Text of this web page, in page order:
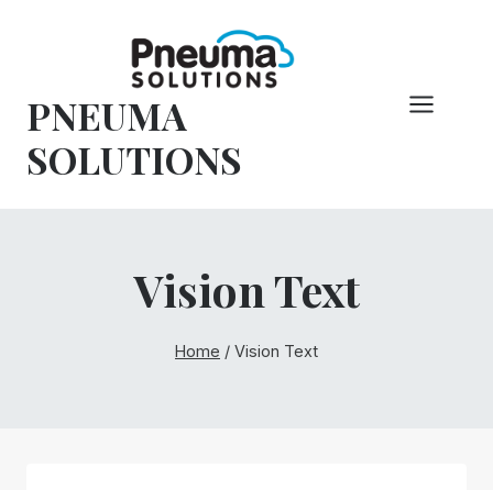
conteúdo
PNEUMA
SOLUTIONS
Vision Text
Home / Vision Text